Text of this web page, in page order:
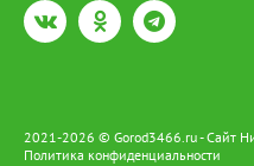
2021-2026 © Gorod3466.ru - Сайт
Политика конфиденциальности